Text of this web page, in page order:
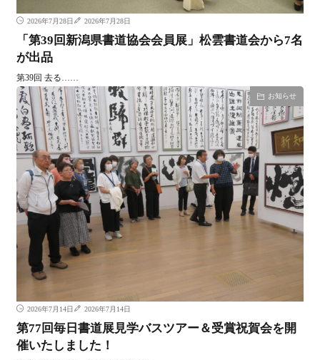
2026年7月28日 2026年7月28日
「第39回新潟県書道協会会員展」松雲書道会から7名
が出品
第39回 去る……
お知らせ
2026年7月14日 2026年7月14日
第77回毎日書道展見学バスツアー＆受賞祝賀会を開
催いたしました！